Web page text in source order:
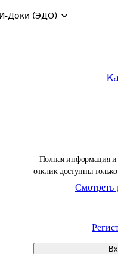
Доки (ЭДО)
Полная информация и
отклик доступны
Смотреть